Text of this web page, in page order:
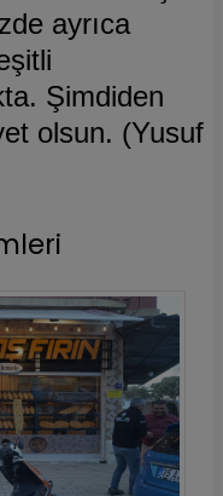
ayrıca
Şimdiden
olsun. (Yusuf